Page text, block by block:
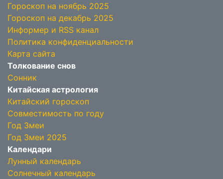
Гороскоп на ноябрь 2025
Гороскоп на декабрь 2025
Информер и RSS канал
Политика конфиденциальности
Карта сайта
Толкование снов
Сонник
Китайская астрология
Китайский гороскоп
Совместимость по году
Год Змеи
Год Змеи 2025
Календари
Лунный календарь
Солнечный календарь